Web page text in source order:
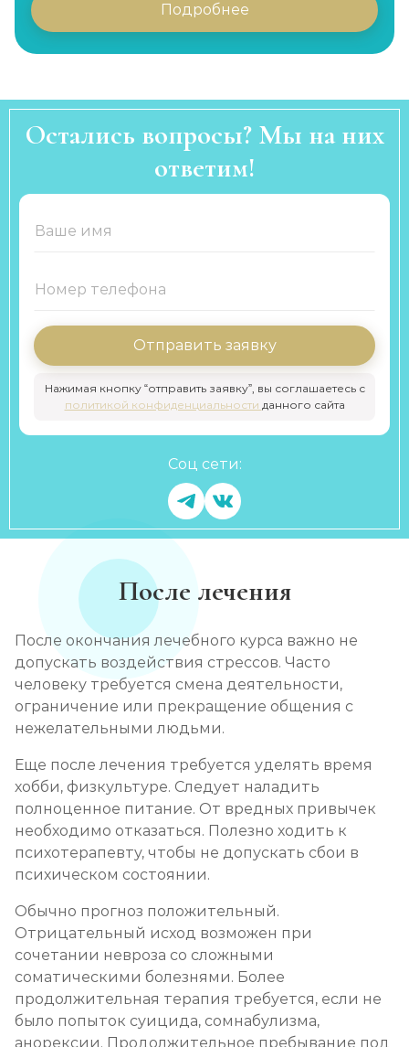
Подробнее
Остались вопросы? Мы на них
ответим!
Отправить заявку
Нажимая кнопку “отправить заявку”, вы соглашаетесь с
политикой конфиденциальности данного сайта
Соц сети:
После лечения
После окончания лечебного курса важно не
допускать воздействия стрессов. Часто
человеку требуется смена деятельности,
ограничение или прекращение общения с
нежелательными людьми.
Еще после лечения требуется уделять время
хобби, физкультуре. Следует наладить
полноценное питание. От вредных привычек
необходимо отказаться. Полезно ходить к
психотерапевту, чтобы не допускать сбои в
психическом состоянии.
Обычно прогноз положительный.
Отрицательный исход возможен при
сочетании невроза со сложными
соматическими болезнями. Более
продолжительная терапия требуется, если не
было попыток суицида, сомнабулизма,
анорексии. Продолжительное пребывание под